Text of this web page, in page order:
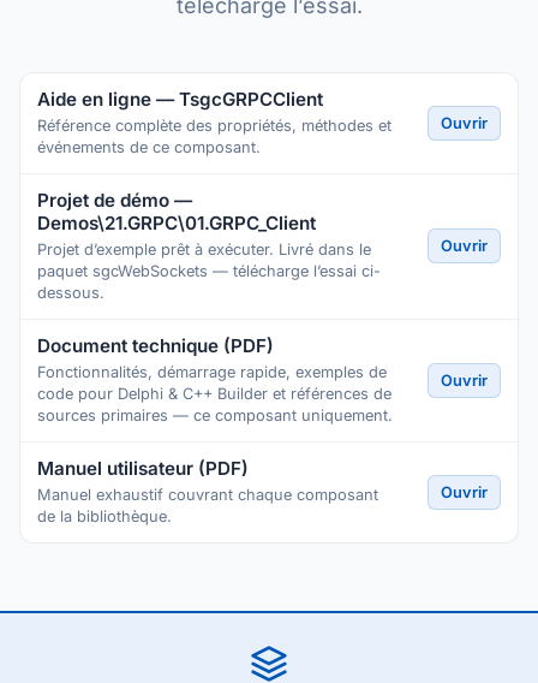
télécharge l’essai.
Aide en ligne — TsgcGRPCClient
Référence complète des propriétés, méthodes et
événements de ce composant.
Ouvrir
Projet de démo —
Demos\21.GRPC\01.GRPC_Client
Projet d’exemple prêt à exécuter. Livré dans le
paquet sgcWebSockets — télécharge l’essai ci-
dessous.
Ouvrir
Document technique (PDF)
Fonctionnalités, démarrage rapide, exemples de
code pour Delphi & C++ Builder et références de
sources primaires — ce composant uniquement.
Ouvrir
Manuel utilisateur (PDF)
Manuel exhaustif couvrant chaque composant
de la bibliothèque.
Ouvrir